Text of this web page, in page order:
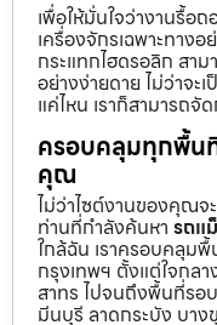
เพื่อให้มั่นใจว่างานรื้อ
เครื่องจักรเฉพาะทางอ
กระแทกไฮดรอลิก สาม
อย่างง่ายดาย ไม่ว่าจะ
แค่ไหน เราก็สามารถจั
ครอบคลุมทุกพื้น
คุณ
ไม่ว่าไซต์งานของคุณจ
ท่านที่กำลังค้นหา รถแ
ใกล้ฉัน เราครอบคลุม
กรุงเทพฯ ตั้งแต่ใจกล
สาทร ไปจนถึงพื้นที่ร
มีนบุรี ลาดกระบัง บาง